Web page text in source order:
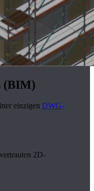
(BIM)
einzigen DWG-
2D-